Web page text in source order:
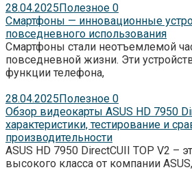
28.04.2025Полезное 0
Смартфоны — инновационные
повседневного использования
Смартфоны стали неотъемлемой
повседневной жизни. Эти
функции телефона,
28.04.2025Полезное 0
Обзор видеокарты ASUS HD 7950
характеристики, тестирование и
производительности
ASUS HD 7950 DirectCUII TOP V2 –
высокого класса от компании ASUS,